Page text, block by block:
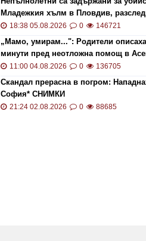
Младежкия хълм в Пловдив,
хомофобски мотив
18:38 05.08.2026 0 146721
„Мамо, умирам...": Родители
минути пред неотложна помощ в
11:00 04.08.2026 0 136705
Скандал прерасна в погром:
София* СНИМКИ
21:24 02.08.2026 0 88685